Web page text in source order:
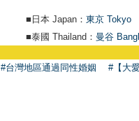
■日本 Japan： 東京 Tokyo
■泰國 Thailand： 曼谷
#台灣地區通過同性婚姻 #【大